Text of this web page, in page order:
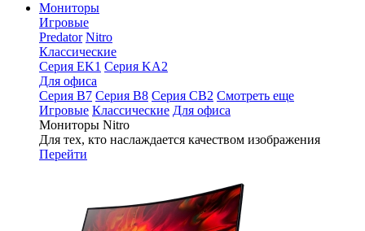
Мониторы
Игровые
Predator Nitro
Классические
Серия EK1 Серия KA2
Для офиса
Серия B7 Серия B8 Серия CB2 Смотреть еще
Игровые Классические Для офиса
Мониторы Nitro
Для тех, кто наслаждается качеством изображения
Перейти